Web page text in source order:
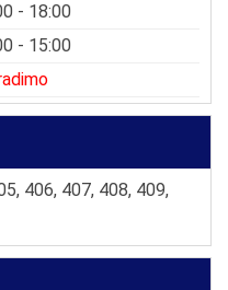
- 18:00
- 15:00
406, 407, 408, 409,